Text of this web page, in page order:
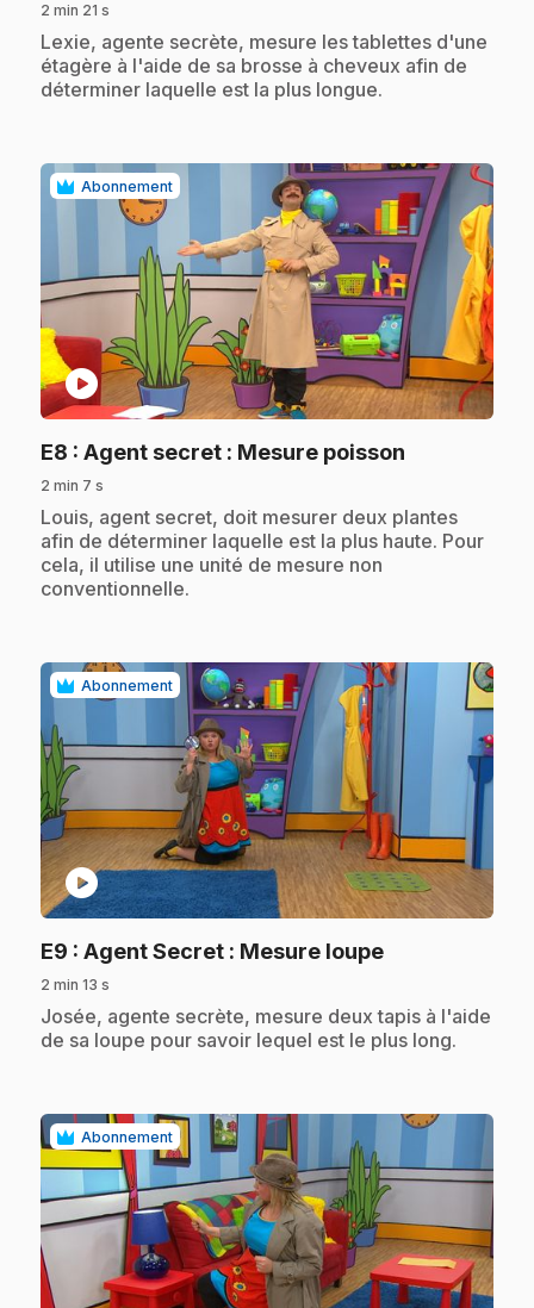
2 min 21 s
.Lexie, agente secrète, mesure les tablettes d'une
étagère à l'aide de sa brosse à cheveux afin de
déterminer laquelle est la plus longue.
Abonnement
play_circle
E8 : Agent secret : Mesure poisson
2 min 7 s
.Louis, agent secret, doit mesurer deux plantes
afin de déterminer laquelle est la plus haute. Pour
cela, il utilise une unité de mesure non
conventionnelle.
Abonnement
play_circle
E9 : Agent Secret : Mesure loupe.
2 min 13 s
.Josée, agente secrète, mesure deux tapis à l'aide
de sa loupe pour savoir lequel est le plus long.
Abonnement